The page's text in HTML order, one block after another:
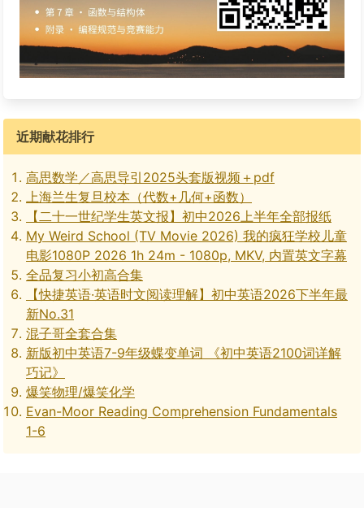
近期献花排行
高思数学／高思导引2025头套版视频＋pdf
上海兰生复旦校本（代数+几何+函数）
【二十一世纪学生英文报】初中2026上半年全部报纸
My Weird School (TV Movie 2026) 我的疯狂学校儿童
电影1080P 2026 1h 24m - 1080p, MKV, 内置英文字幕
全品复习小初高合集
【快捷英语·英语时文阅读理解】初中英语2026下半年最
新No.31
混子哥全套合集
新版初中英语7-9年级蝶变单词 《初中英语2100词详解
巧记》
爆笑物理/爆笑化学
Evan-Moor Reading Comprehension Fundamentals
1-6